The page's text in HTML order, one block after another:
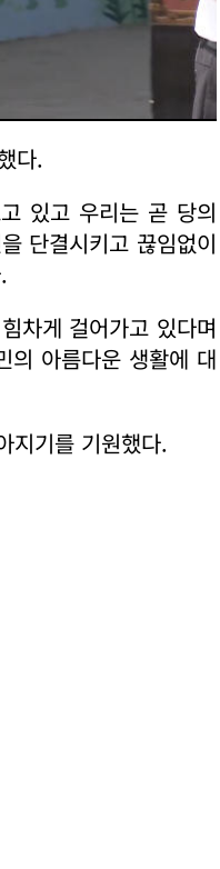
다.
있고 우리는 곧 당의
단결시키고 끊임없이
차게 걸어가고 있다며
의 아름다운 생활에 대
지기를 기원했다.